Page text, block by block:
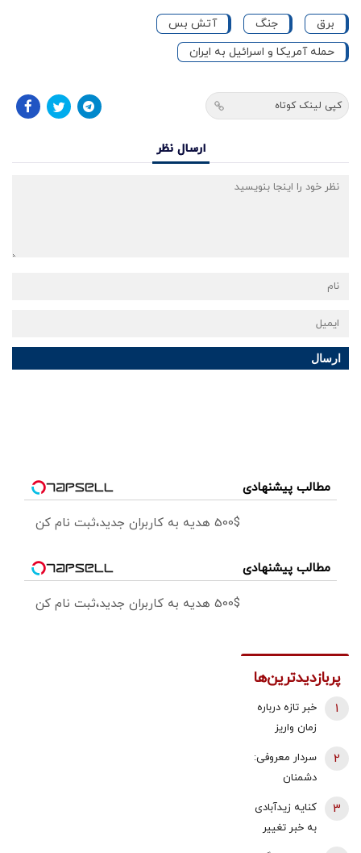
برق جنگ
آتش بس
حمله آمریکا و اسرائیل به ایران
کپی لینک کوتاه
ارسال نظر
ارسال
مطالب پیشنهادی
500$ هدیه به کاربران جدید،ثبت نام کن
مطالب پیشنهادی
500$ هدیه به کاربران جدید،ثبت نام کن
پربازدیدترین‌ها
خبر تازه درباره
زمان واریز
فروردین و
اردیبهشت
بازنشستگان
تامین اجتماعی
1
سردار معروفی:
دشمنان
قادر به تصرف
یک وجب از
2
کنایه زیدآبادی
به خبر تغییر
دبیر شورای
3